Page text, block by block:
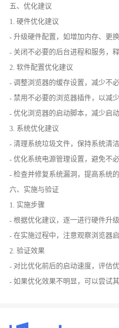
五、优化建议
1. 硬件优化建议
- 升级硬件配置，如增加内存、更
- 关闭不必要的后台进程和服务，释
2. 软件配置优化建议
- 调整浏览器的缓存设置，减少不
- 禁用不必要的浏览器插件，以减
- 优化浏览器的启动脚本，减少启
3. 系统优化建议
- 清理系统垃圾文件，保持系统清洁
- 优化系统电源管理设置，避免不必
- 检查并修复系统漏洞，提高系统的
六、实施与验证
1. 实施步骤
- 根据优化建议，逐一进行硬件升
- 在实施过程中，注意观察浏览器
2. 验证效果
- 对比优化前后的启动速度，评估
- 如果优化效果不明显，可以尝试